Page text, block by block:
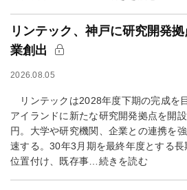
リンテック、神戸に研究開発
業創出
2026.08.05
リンテックは2028年度下期の完成を
アイランドに新たな研究開発拠点を開
円。大学や研究機関、企業との連携を
速する。30年3月期を最終年度とする
位置付け、既存事…続きを読む